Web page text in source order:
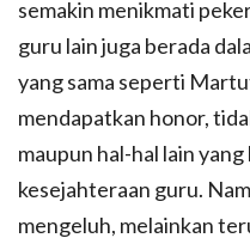
semakin menikmati
guru lain juga berada
yang sama seperti
mendapatkan honor,
maupun hal-hal lain
kesejahteraan guru.
mengeluh, melainkan